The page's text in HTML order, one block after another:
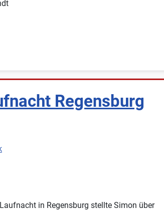
Regensburg
in Regensburg stellte Simon über